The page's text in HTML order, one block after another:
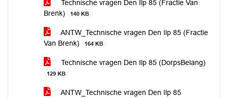
Technische vragen Den Ilp 85 (Fractie Van
Brenk)
140 KB
ANTW_Technische vragen Den Ilp 85 (Fractie
Van Brenk)
164 KB
Technische vragen Den Ilp 85 (DorpsBelang)
129 KB
ANTW_Technische vragen Den Ilp 85